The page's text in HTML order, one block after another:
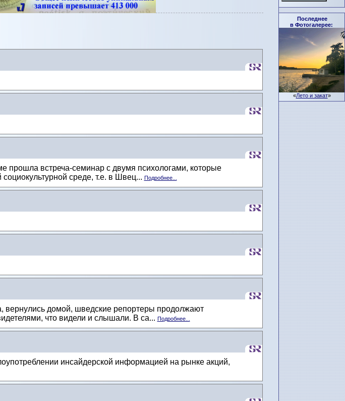
Последнее
в Фотогалерее:
«Лето и закат»
прошла встреча-семинар с двумя психологами, которые
среде, т.е. в Швец... Подробнее...
вернулись домой, шведские репортеры продолжают
что видели и слышали. В са... Подробнее...
инсайдерской информацией на рынке акций,